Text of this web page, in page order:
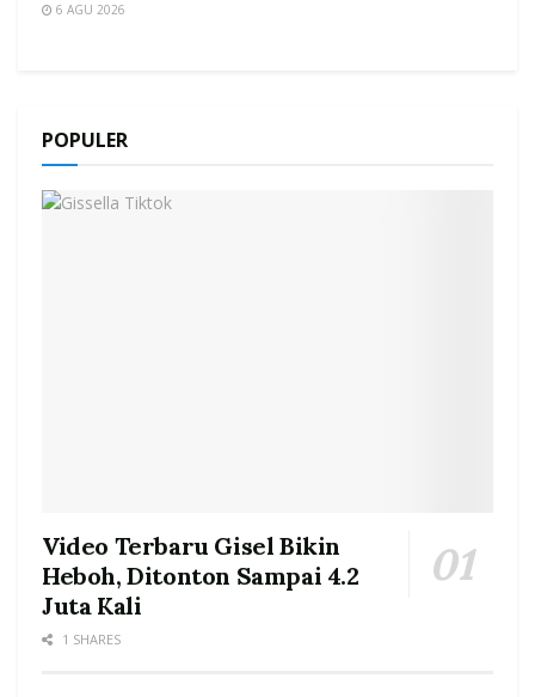
6 AGU 2026
POPULER
Video Terbaru Gisel Bikin
Heboh, Ditonton Sampai 4.2
Juta Kali
1 SHARES